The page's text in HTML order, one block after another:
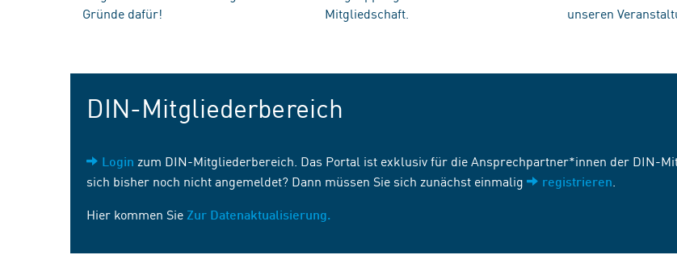
Gründe dafür!
Mitgliedschaft.
unseren
DIN-Mitgliederbereich
Login zum DIN-Mitgliederbereich. Das Portal ist exklusiv für die Ansprechpartner*innen der DIN-
sich bisher noch nicht angemeldet? Dann müssen Sie sich zunächst einmalig
registrieren
Hier kommen Sie Zur Datenaktualisierung.